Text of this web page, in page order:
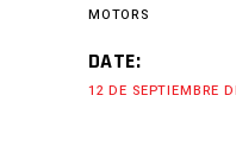
MOTORS
DATE:
12 DE SEPTIEMBRE